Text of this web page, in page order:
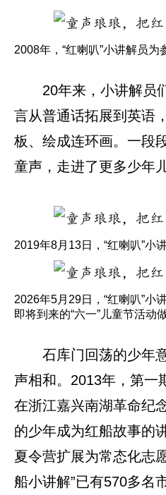
2008年，“红喇叭”小讲解员为
20年来，小讲解员
言从普通话拓展到英语
板、绘成连环画。一段
童声，走进了更多少年
2019年8月13日，“红喇叭”小
2026年5月29日，“红喇叭”小
即将到来的“六一”儿童节活动
石库门回荡的少年
声相和。2013年，第一
在浙江嘉兴南湖革命纪
的少年成为红船故事的
夏令营扩展为常态化志
船小讲解”已有570多名